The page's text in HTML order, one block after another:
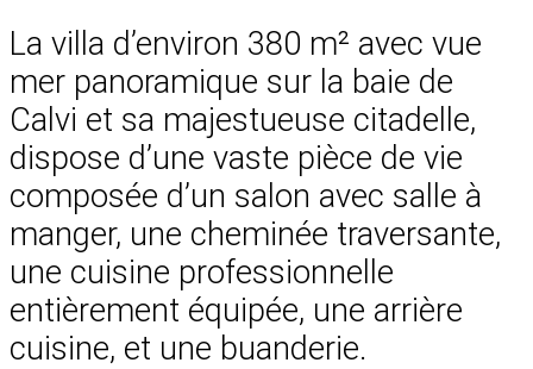
La villa d’environ 380 m² avec vue
mer panoramique sur la baie de
Calvi et sa majestueuse citadelle,
dispose d’une vaste pièce de vie
composée d’un salon avec salle à
manger, une cheminée traversante,
une cuisine professionnelle
entièrement équipée, une arrière
cuisine, et une buanderie.